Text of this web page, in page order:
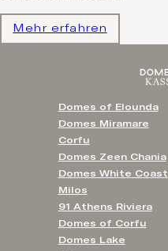
Mehr erfahren
Domes of Elounda
Domes Miramare
Corfu
Domes Zeen Chania
Domes White Coast
Milos
91 Athens Riviera
Domes of Corfu
Domes Lake